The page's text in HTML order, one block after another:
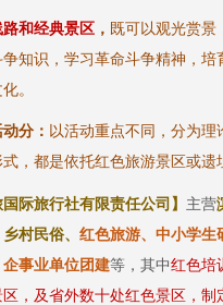
和经典景区 ， 既可以观光赏景
争知识，学习革命斗争精神，培
。
分： 以活动重点不同，分为理
，都是依托红色旅游景区或遗
国际旅行社有限责任公司】 主营
村民俗、 红色旅游、中小学生
事业单位团建等 ，其中红色培
区，及省外数十处红色景区，制